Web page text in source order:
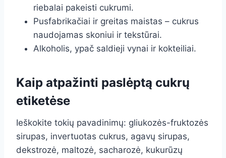
riebalai pakeisti cukrumi.
Pusfabrikačiai ir greitas maistas – cukrus
naudojamas skoniui ir tekstūrai.
Alkoholis, ypač saldieji vynai ir kokteiliai.
Kaip atpažinti paslėptą cukrų
etiketėse
Ieškokite tokių pavadinimų: gliukozės-fruktozės
sirupas, invertuotas cukrus, agavų sirupas,
dekstrozė, maltozė, sacharozė, kukurūzų